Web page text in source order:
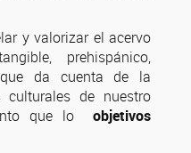
y valorizar el acervo
prehispánico,
da cuenta de la
culturales de nuestro
que lo objetivos